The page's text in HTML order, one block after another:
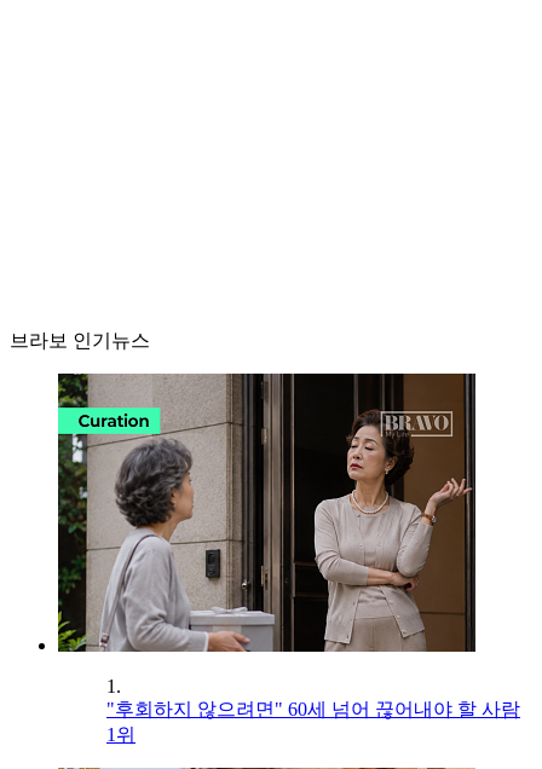
브라보 인기뉴스
1.
"후회하지 않으려면" 60세 넘어 끊어내야 할 사람
1위